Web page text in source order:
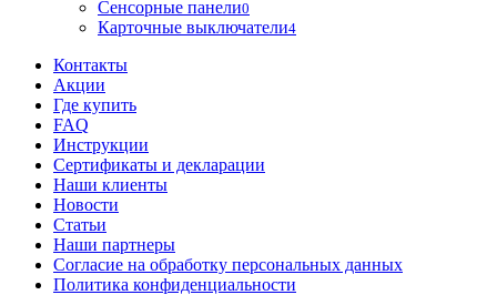
Сенсорные панели0
Карточные выключатели4
Контакты
Акции
Где купить
FAQ
Инструкции
Сертификаты и декларации
Наши клиенты
Новости
Статьи
Наши партнеры
Согласие на обработку персональных данных
Политика конфиденциальности